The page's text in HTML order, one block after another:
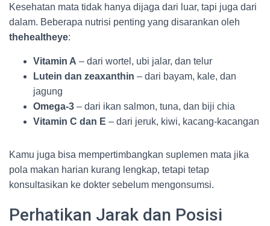
Kesehatan mata tidak hanya dijaga dari luar, tapi juga dari
dalam. Beberapa nutrisi penting yang disarankan oleh
thehealtheye:
Vitamin A – dari wortel, ubi jalar, dan telur
Lutein dan zeaxanthin – dari bayam, kale, dan
jagung
Omega-3 – dari ikan salmon, tuna, dan biji chia
Vitamin C dan E – dari jeruk, kiwi, kacang-kacangan
Kamu juga bisa mempertimbangkan suplemen mata jika
pola makan harian kurang lengkap, tetapi tetap
konsultasikan ke dokter sebelum mengonsumsi.
Perhatikan Jarak dan Posisi